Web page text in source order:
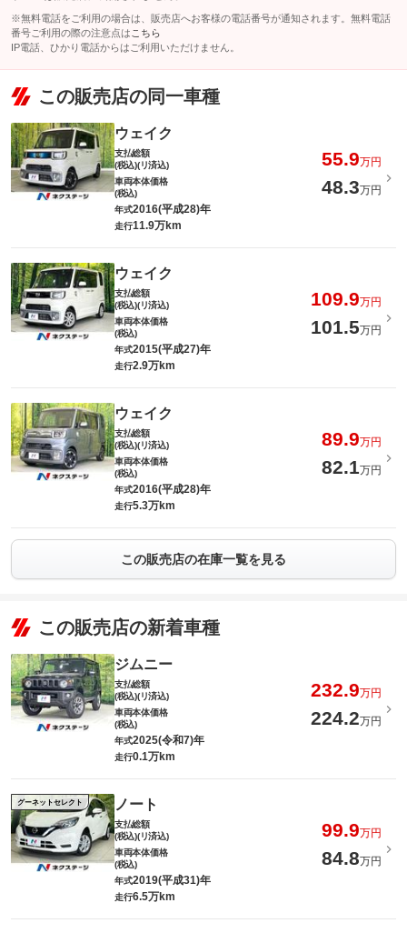
※無料電話をご利用の場合は、販売店へお客様の電話番号が通知されます。無料電話
番号ご利用の際の注意点は こちら
IP電話、ひかり電話からはご利用いただけません。
この販売店の同一車種
ウェイク
支払総額
(税込)(リ済込)
55.9万円
車両本体価格
(税込)
48.3万円
年式2016(平成28)年
走行11.9万km
ウェイク
支払総額
(税込)(リ済込)
109.9万円
車両本体価格
(税込)
101.5万円
年式2015(平成27)年
走行2.9万km
ウェイク
支払総額
(税込)(リ済込)
89.9万円
車両本体価格
(税込)
82.1万円
年式2016(平成28)年
走行5.3万km
この販売店の在庫一覧を見る
この販売店の新着車種
ジムニー
支払総額
(税込)(リ済込)
232.9万円
車両本体価格
(税込)
224.2万円
年式2025(令和7)年
走行0.1万km
グーネットセレクト ノート
支払総額
(税込)(リ済込)
99.9万円
車両本体価格
(税込)
84.8万円
年式2019(平成31)年
走行6.5万km